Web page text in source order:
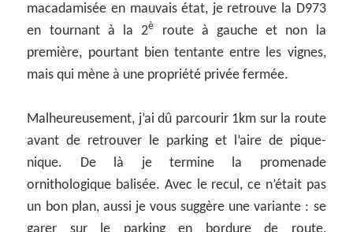
macadamisée en mauvais état, je retrouve la D973
en tournant à la 2è
route à gauche et non la
première, pourtant bien tentante entre les vignes,
mais qui mène à une propriété privée fermée.
Malheureusement, j’ai dû parcourir 1km sur la route
avant de retrouver le parking et l’aire de pique-
nique. De là je termine la promenade
ornithologique balisée. Avec le recul, ce n’était pas
un bon plan, aussi je vous suggère une variante : se